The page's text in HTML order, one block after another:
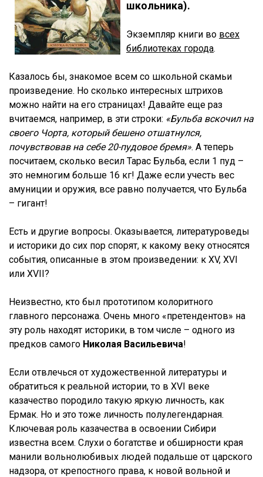
школьника).
Экземпляр книги во всех
библиотеках города.
Казалось бы, знакомое всем со школьной скамьи
произведение. Но сколько интересных штрихов
можно найти на его страницах! Давайте еще раз
вчитаемся, например, в эти строки: «Бульба вскочил на
своего Чорта, который бешено отшатнулся,
почувствовав на себе 20-пудовое бремя». А теперь
посчитаем, сколько весил Тарас Бульба, если 1 пуд –
это немногим больше 16 кг! Даже если учесть вес
амуниции и оружия, все равно получается, что Бульба
– гигант!
Есть и другие вопросы. Оказывается, литературоведы
и историки до сих пор спорят, к какому веку относятся
события, описанные в этом произведении: к XV, XVI
или XVII?
Неизвестно, кто был прототипом колоритного
главного персонажа. Очень много «претендентов» на
эту роль находят историки, в том числе – одного из
предков самого Николая Васильевича!
Если отвлечься от художественной литературы и
обратиться к реальной истории, то в XVI веке
казачество породило такую яркую личность, как
Ермак. Но и это тоже личность полулегендарная.
Ключевая роль казачества в освоении Сибири
известна всем. Слухи о богатстве и обширности края
манили вольнолюбивых людей подальше от царского
надзора, от крепостного права, к новой вольной и